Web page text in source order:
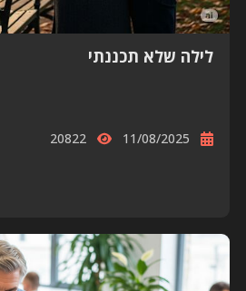
לילה שלא תכננתי
11/08/2025
20822